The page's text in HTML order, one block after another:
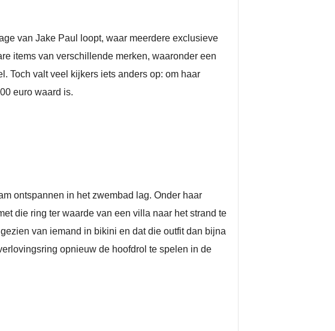
van Jake Paul loopt, waar meerdere exclusieve
items van verschillende merken, waaronder een
Toch valt veel kijkers iets anders op: om haar
euro waard is.
ontspannen in het zwembad lag. Onder haar
die ring ter waarde van een villa naar het strand te
van iemand in bikini en dat die outfit dan bijna
opnieuw de hoofdrol te spelen in de